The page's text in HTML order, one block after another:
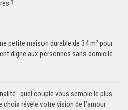
?
petite maison durable de 34 m² pour
digne aux personnes sans domicile
: quel couple vous semble le plus
choix révèle votre vision de l’amour